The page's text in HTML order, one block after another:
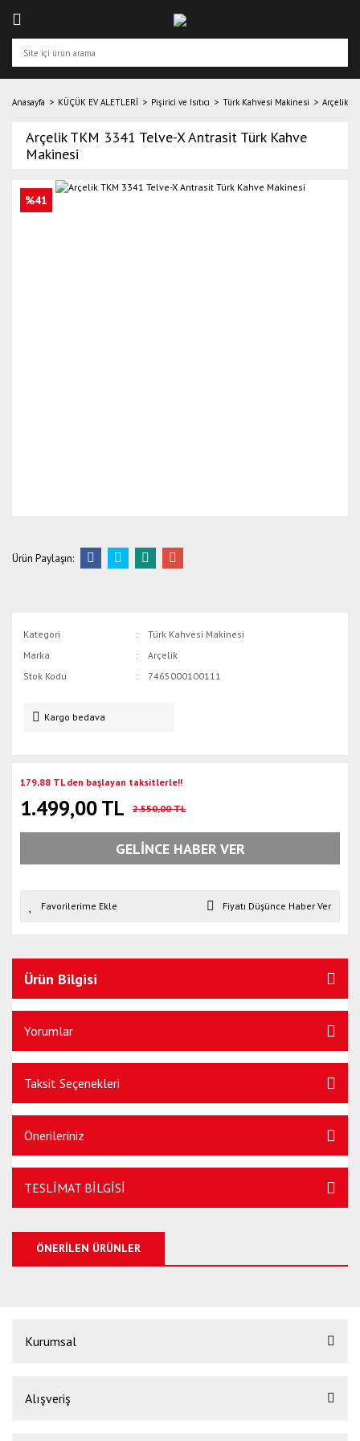
Anasayfa KÜÇÜK EV ALETLERİ Pişirici ve Isıtıcı Türk Kahvesi Makinesi Arçelik
Arçelik TKM 3341 Telve-X Antrasit Türk Kahve
Makinesi
%41
Ürün Paylaşın:
Kategori
Türk Kahvesi Makinesi
Marka
Arçelik
Stok Kodu
7465000100111
Kargo bedava
179,88 TL den başlayan taksitlerle!!
1.499,00 TL 2.550,00 TL
GELİNCE HABER VER
Fiyatı Düşünce Haber Ver
Ürün Bilgisi
Yorumlar
Taksit Seçenekleri
Önerileriniz
TESLİMAT BİLGİSİ
ÖNERİLEN ÜRÜNLER
Kurumsal
Alışveriş